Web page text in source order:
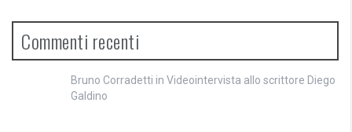
Commenti recenti
Bruno Corradetti in Videointervista allo scrittore Diego
Galdino